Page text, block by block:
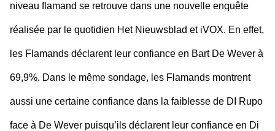
niveau flamand se retrouve dans une nouvelle enquête
réalisée par le quotidien Het Nieuwsblad et iVOX. En effet,
les Flamands déclarent leur confiance en Bart De Wever à
69,9%. Dans le même sondage, les Flamands montrent
aussi une certaine confiance dans la faiblesse de DI Rupo
face à De Wever puisqu’ils déclarent leur confiance en Di